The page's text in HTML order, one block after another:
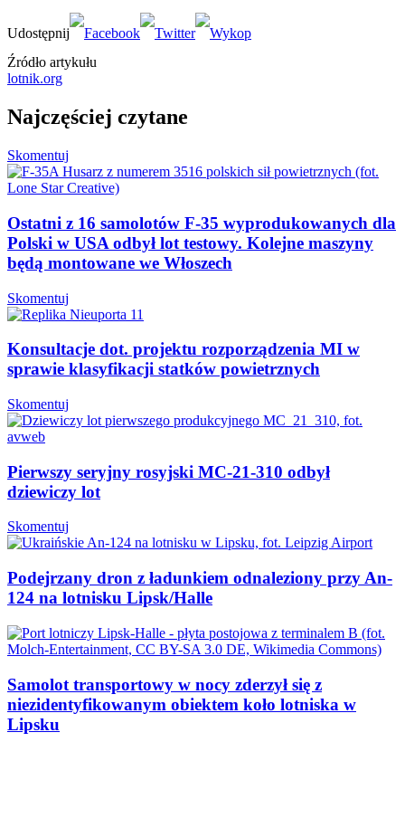
Źródło artykułu
lotnik.org
Najczęściej czytane
Skomentuj
Ostatni z 16 samolotów F-35 wyprodukowanych dla
Polski w USA odbył lot testowy. Kolejne maszyny
będą montowane we Włoszech
Skomentuj
Konsultacje dot. projektu rozporządzenia MI w
sprawie klasyfikacji statków powietrznych
Skomentuj
Pierwszy seryjny rosyjski MC-21-310 odbył
dziewiczy lot
Skomentuj
Podejrzany dron z ładunkiem odnaleziony przy An-
124 na lotnisku Lipsk/Halle
Samolot transportowy w nocy zderzył się z
niezidentyfikowanym obiektem koło lotniska w
Lipsku